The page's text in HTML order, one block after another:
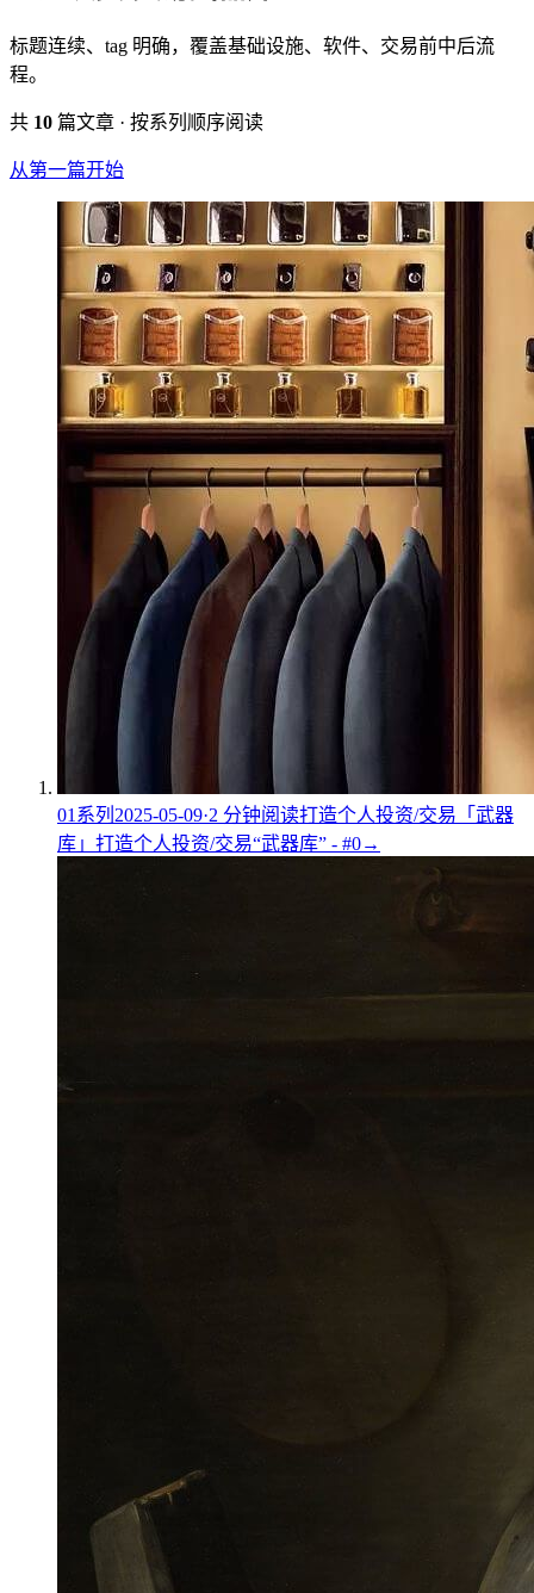
标题连续、tag 明确，覆盖基础设施、软件、交易前中后流
程。
共 10 篇文章 · 按系列顺序阅读
从第一篇开始
01 系列 2025-05-09·2 分钟阅读打造个人投资/交易「武器
库」 打造个人投资/交易“武器库” - #0→